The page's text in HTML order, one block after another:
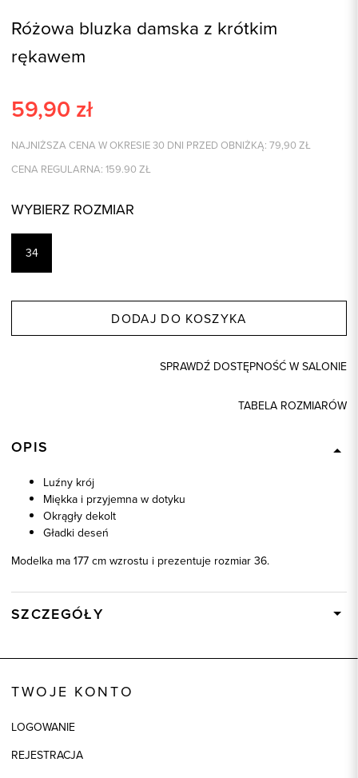
Różowa bluzka damska z krótkim
rękawem
59,90 zł
NAJNIŻSZA CENA W OKRESIE 30 DNI PRZED OBNIŻKĄ: 79,90 ZŁ
CENA REGULARNA: 159.90 ZŁ
WYBIERZ ROZMIAR
34
DODAJ DO KOSZYKA
SPRAWDŹ DOSTĘPNOŚĆ W SALONIE
TABELA ROZMIARÓW
OPIS
Luźny krój
Miękka i przyjemna w dotyku
Okrągły dekolt
Gładki deseń
Modelka ma 177 cm wzrostu i prezentuje rozmiar 36.
SZCZEGÓŁY
Kolor
Skład tkaniny
TWOJE KONTO
LOGOWANIE
REJESTRACJA